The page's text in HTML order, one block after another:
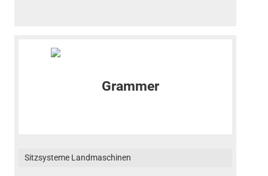
Sitzsysteme Landmaschinen